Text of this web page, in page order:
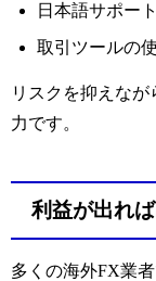
日本語サポート
取引ツールの
リスクを抑えな
力です。
利益が出れ
多くの海外FX業